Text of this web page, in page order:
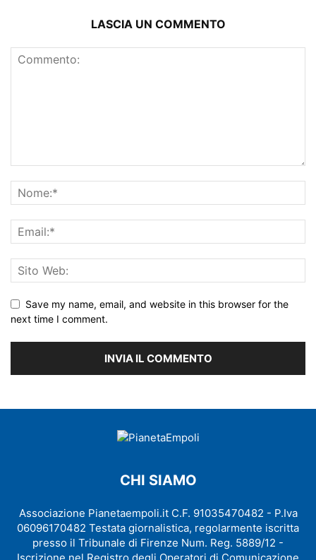
LASCIA UN COMMENTO
Save my name, email, and website in this browser for the
next time I comment.
CHI SIAMO
Associazione Pianetaempoli.it C.F. 91035470482 - P.Iva
06096170482 Testata giornalistica, regolarmente iscritta
presso il Tribunale di Firenze Num. Reg. 5889/12 -